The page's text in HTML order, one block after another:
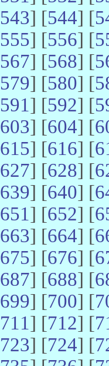
543] [544] [
555] [556] [
567] [568] [
579] [580] [
591] [592] [
603] [604] [
615] [616] [
627] [628] [
639] [640] [
651] [652] [
663] [664] [
675] [676] [
687] [688] [
699] [700] [
711] [712] [
723] [724] [